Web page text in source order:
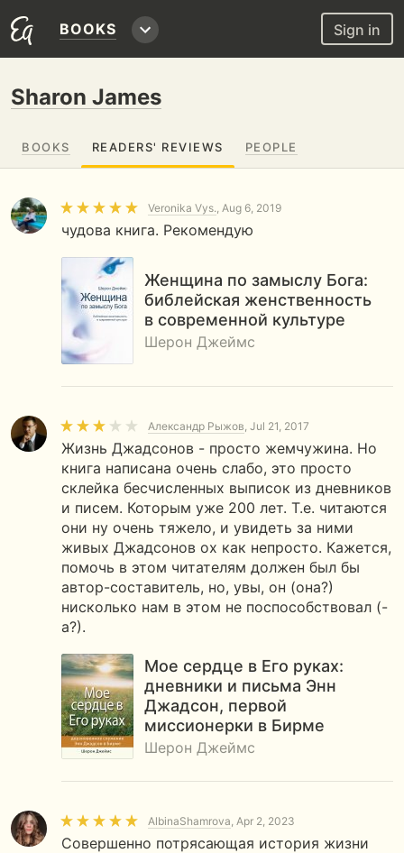
BOOKS Sign in
Sharon James
BOOKS READERS' REVIEWS PEOPLE
Veronika Vys., Aug 6, 2019
чудова книга. Рекомендую
Женщина по замыслу Бога:
библейская женственность
в современной культуре
Шерон Джеймс
Александр Рыжов, Jul 21, 2017
Жизнь Джадсонов - просто жемчужина. Но
книга написана очень слабо, это просто
склейка бесчисленных выписок из дневников
и писем. Которым уже 200 лет. Т.е. читаются
они ну очень тяжело, и увидеть за ними
живых Джадсонов ох как непросто. Кажется,
помочь в этом читателям должен был бы
автор-составитель, но, увы, он (она?)
нисколько нам в этом не поспособствовал (-
а?).
Мое сердце в Его руках:
дневники и письма Энн
Джадсон, первой
миссионерки в Бирме
Шерон Джеймс
AlbinaShamrova, Apr 2, 2023
Совершенно потрясающая история жизни